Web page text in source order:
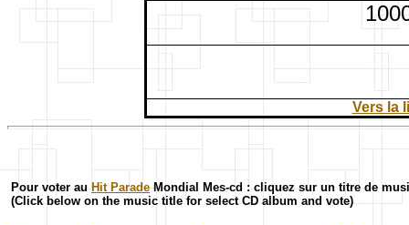
Vers la
Pour voter au Hit Parade Mondial Mes-cd : cliquez sur un titre de
(Click below on the music title for select CD album and vote)